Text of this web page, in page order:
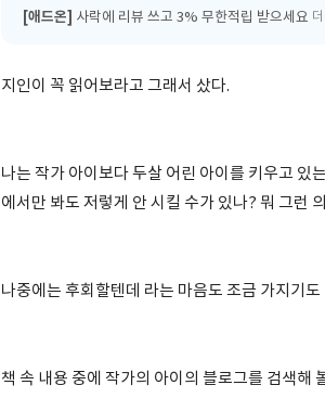
[애드온] 사락에 리뷰 쓰고 3% 무한적립 받으세요 더
지인이 꼭 읽어보라고 그래서 샀다.
나는 작가 아이보다 두살 어린 아이를 키우고 있
에서만 봐도 저렇게 안 시킬 수가 있나? 뭐 그런
나중에는 후회할텐데 라는 마음도 조금 가지기도
책 속 내용 중에 작가의 아이의 블로그를 검색해